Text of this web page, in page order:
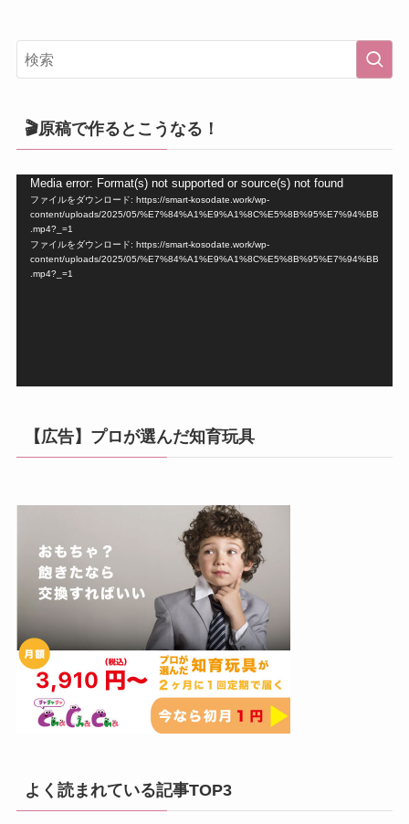
🎬原稿で作るとこうなる！
Media error: Format(s) not supported or source(s) not found
ファイルをダウンロード: https://smart-kosodate.work/wp-
content/uploads/2025/05/%E7%84%A1%E9%A1%8C%E5%8B%95%E7%94%BB
.mp4?_=1
ファイルをダウンロード: https://smart-kosodate.work/wp-
content/uploads/2025/05/%E7%84%A1%E9%A1%8C%E5%8B%95%E7%94%BB
.mp4?_=1
【広告】プロが選んだ知育玩具
よく読まれている記事TOP3